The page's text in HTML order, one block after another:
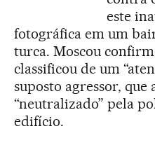
este
fotográfica em um
turca. Moscou
classificou de um
suposto agressor, que
“neutralizado” pela
edifício.